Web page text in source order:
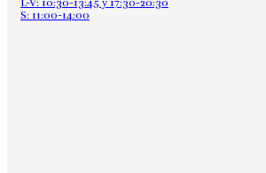
S: 11:00-14:00